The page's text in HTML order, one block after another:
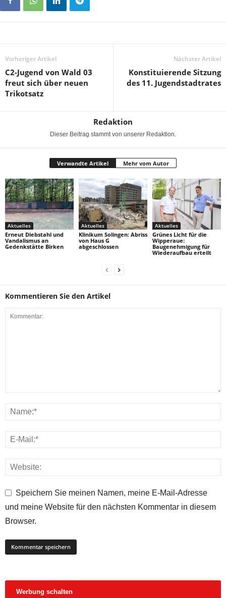
Vorheriger Artikel
C2-Jugend von Wald 03
freut sich über neuen
Trikotsatz
Nächster Artikel
Konstituierende Sitzung
des 11. Jugendstadtrates
Redaktion
Dieser Beitrag stammt von unserer Redaktion.
Verwandte Artikel Mehr vom Autor
Aktuelles
Erneut Diebstahl und
Vandalismus an
Gedenkstätte Birken
Aktuelles
Klinikum Solingen: Abriss
von Haus G
abgeschlossen
Aktuelles
Grünes Licht für die
Wipperaue:
Baugenehmigung für
Wiederaufbau erteilt
Kommentieren Sie den Artikel
Speichern Sie meinen Namen, meine E-Mail-Adresse
und meine Website für den nächsten Kommentar in diesem
Browser.
Werbung schalten